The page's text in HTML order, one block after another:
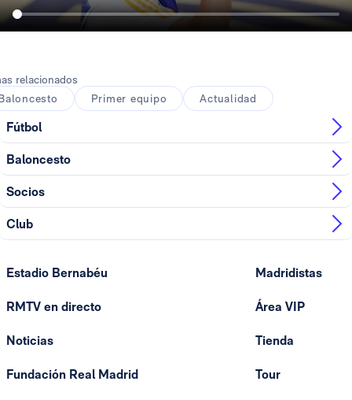
relacionados
Primer equipo Actualidad
Fútbol
Baloncesto
Socios
Club
Estadio Bernabéu
RMTV en directo
Noticias
Fundación Real Madrid
Madridistas
Área VIP
Tienda
Tour